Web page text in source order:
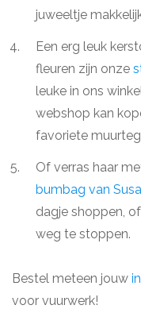
juweeltje
Een erg leuk
fleuren zijn onze
leuke in ons
webshop kan
favoriete
Of verras haar
bumbag van
dagje shoppen,
weg te stoppen.
Bestel meteen jouw
voor vuurwerk!